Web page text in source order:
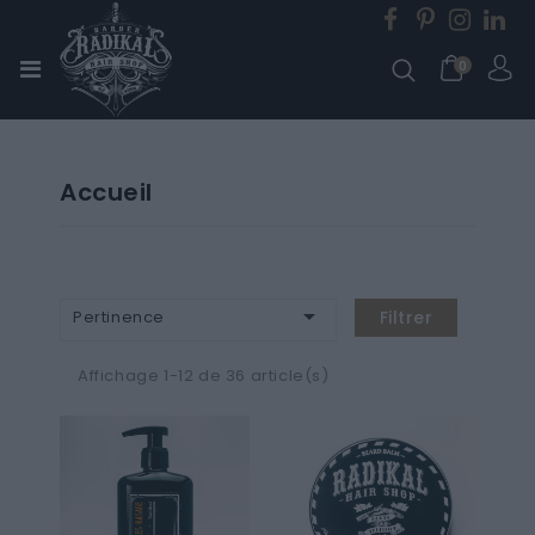
0
Accueil
Pertinence  Filtrer
Affichage 1-12 de 36 article(s)